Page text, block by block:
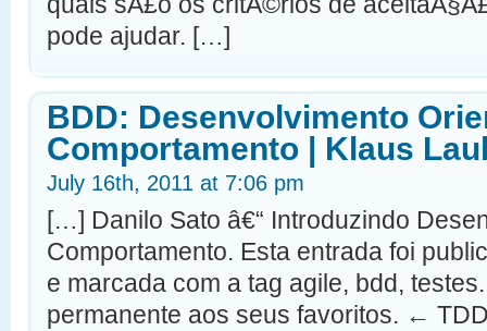
pode ajudar. […]
BDD: Desenvolvimento
Comportamento | Klaus
July 16th, 2011 at 7:06 pm
[…] Danilo Sato â€“ Introduzindo
Comportamento. Esta entrada foi
e marcada com a tag agile, bdd,
permanente aos seus favoritos. ←